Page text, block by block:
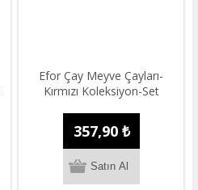
Efor Çay Meyve Çayları-
Kırmızı Koleksiyon-Set
357,90 ₺